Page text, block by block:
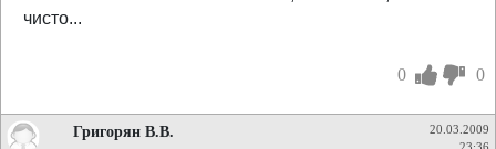
чисто...
0 0
Григорян В.В.
20.03.2009